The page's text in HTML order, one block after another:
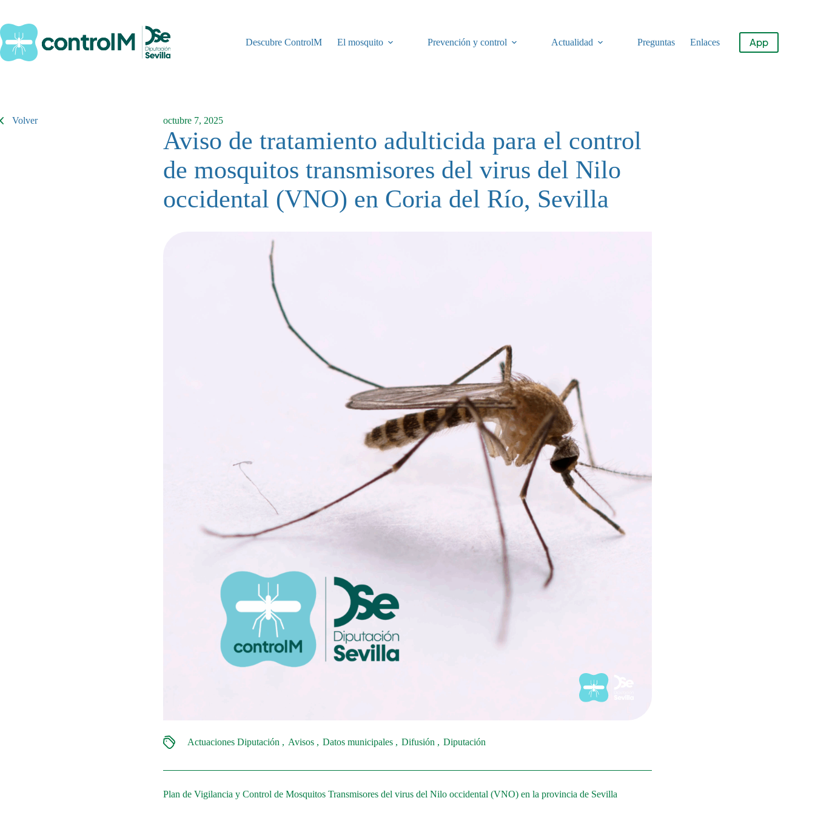
contenido
Descubre ControlM
El mosquito Prevención y control Actualidad Preguntas Enlaces App
Volver octubre 7, 2025
Aviso de tratamiento adulticida para el control
de mosquitos transmisores del virus del Nilo
occidental (VNO) en Coria del Río, Sevilla
Actuaciones Diputación Avisos Datos municipales Difusión Diputación
Plan de Vigilancia y Control de Mosquitos Transmisores del virus del Nilo occidental (VNO) en la provincia de Sevilla